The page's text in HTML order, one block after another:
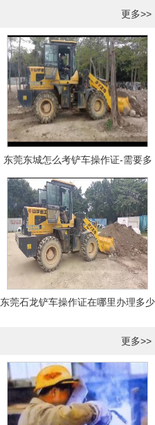
更多>>
东莞东城怎么考铲车操作证-需要多
少钱?
东莞石龙铲车操作证在哪里办理多少
更多>>